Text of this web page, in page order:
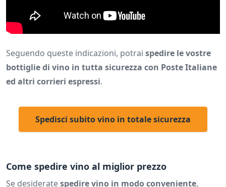
Seguendo queste indicazioni, potrai spedire le vostre
bottiglie di vino in tutta sicurezza con Poste Italiane
ed altri corrieri espressi.
Spedisci subito vino in totale sicurezza
Come spedire vino al miglior prezzo
Se desideratespedire vino in modo conveniente,